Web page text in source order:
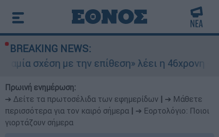
BREAKING NEWS:
την επίθεση» λέει η 46χρονη - Τι
Πρωινή ενημέρωση:
➔ Δείτε τα πρωτοσέλιδα των εφημερίδων
➔ Μάθετε
περισσότερα για τον καιρό σήμερα
➔ Εορτολόγιο: Ποιοι
γιορτάζουν σήμερα